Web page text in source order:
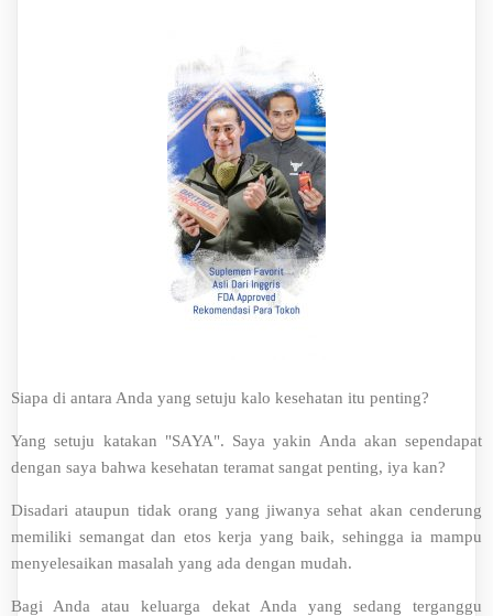
Siapa di antara Anda yang setuju kalo kesehatan itu penting?
Yang setuju katakan "SAYA". Saya yakin Anda akan sependapat
dengan saya bahwa kesehatan teramat sangat penting, iya kan?
Disadari ataupun tidak orang yang jiwanya sehat akan cenderung
memiliki semangat dan etos kerja yang baik, sehingga ia mampu
menyelesaikan masalah yang ada dengan mudah.
Bagi Anda atau keluarga dekat Anda yang sedang terganggu